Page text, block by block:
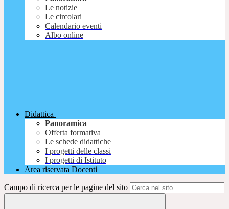
Le notizie
Le circolari
Calendario eventi
Albo online
Didattica
Panoramica
Offerta formativa
Le schede didattiche
I progetti delle classi
I progetti di Istituto
Area riservata Docenti
Campo di ricerca per le pagine del sito